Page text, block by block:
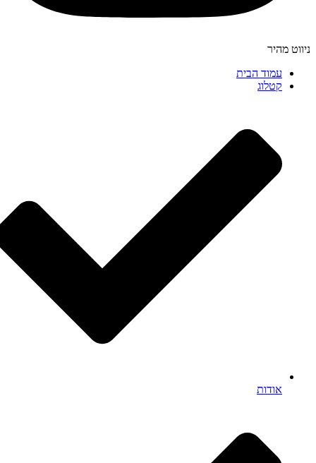
ניווט מהיר
עמוד הבית
קטלוג
אודות